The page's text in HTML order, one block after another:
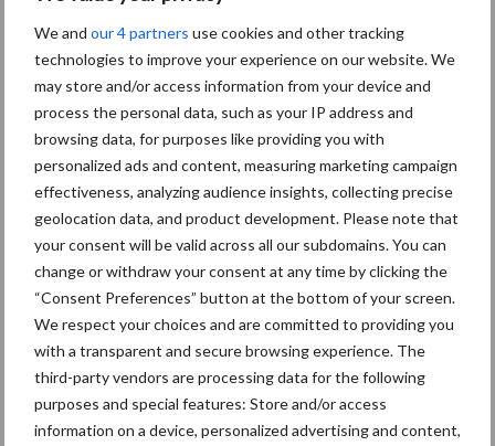
We and our 4 partners use cookies and other tracking
technologies to improve your experience on our website. We
may store and/or access information from your device and
process the personal data, such as your IP address and
browsing data, for purposes like providing you with
personalized ads and content, measuring marketing campaign
effectiveness, analyzing audience insights, collecting precise
geolocation data, and product development. Please note that
your consent will be valid across all our subdomains. You can
change or withdraw your consent at any time by clicking the
“Consent Preferences” button at the bottom of your screen.
We respect your choices and are committed to providing you
with a transparent and secure browsing experience. The
third-party vendors are processing data for the following
purposes and special features: Store and/or access
information on a device, personalized advertising and content,
ForFarmers-aanpak levert
meer biggen én hogere
groei op
Themapagina
Diergezondheid Fokkerij Huisvesting
Beren Bigvitaliteit